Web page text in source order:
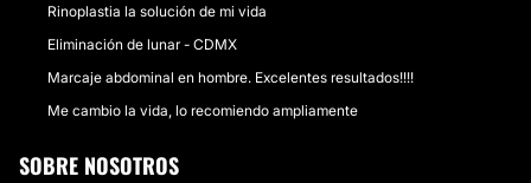
Rinoplastia la solución de mi vida
Eliminación de lunar - CDMX
Marcaje abdominal en hombre. Excelentes resultados!!!!
Me cambio la vida, lo recomiendo ampliamente
SOBRE NOSOTROS